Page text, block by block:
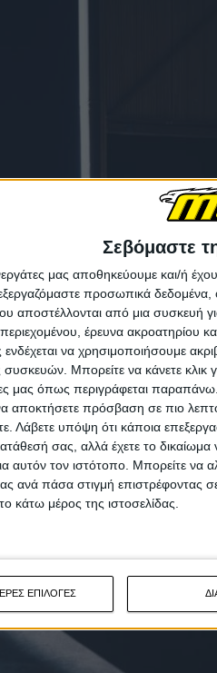
Σεβόμαστε
μας αποθηκεύουμε και/ή
προσωπικά δεδομένα,
αποστέλλονται από μια συσκευή
έρευνα ακροατηρίου
να χρησιμοποιήσουμε
Μπορείτε να κάνετε κλικ
μας όπως περιγράφεται παραπάνω.
αποκτήσετε πρόσβαση σε πιο
Λάβετε υπόψη ότι κάποια
σας, αλλά έχετε το
αυτόν τον ιστότοπο. Μπορείτε να
ανά πάσα στιγμή επιστρέφοντας
κάτω μέρος της ιστοσελίδας.
ΕΠΙΛΟΓΕΣ